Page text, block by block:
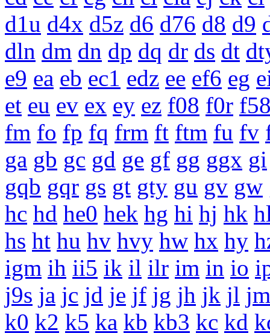
d1u d4x d5z d6 d76 d8 d9
dln dm dn dp dq dr ds dt
e9 ea eb ec1 edz ee ef6 eg
et eu ev ex ey ez f08 f0r
fm fo fp fq frm ft ftm fu fv
ga gb gc gd ge gf gg ggx gi
gqb gqr gs gt gty gu gv gw
hc hd he0 hek hg hi hj hk
hs ht hu hv hvy hw hx hy
igm ih ii5 ik il ilr im in io
j9s ja jc jd je jf jg jh jk jl jm
k0 k2 k5 ka kb kb3 kc kd